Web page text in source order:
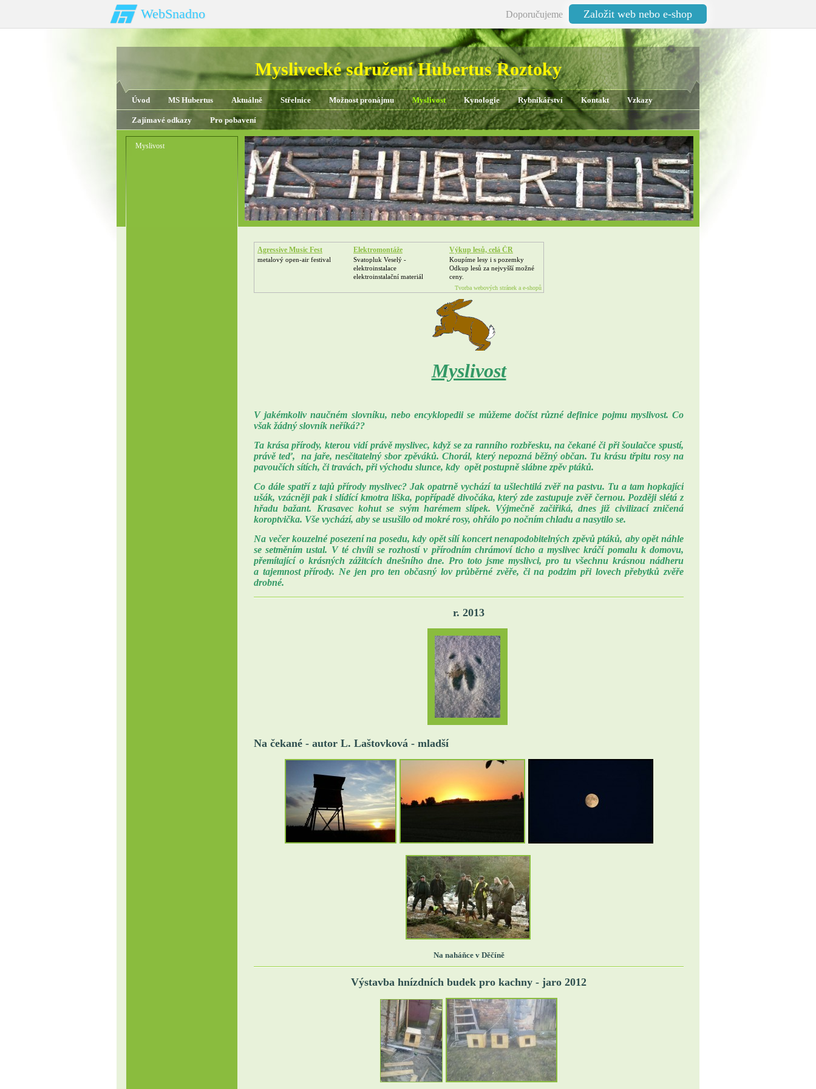
WebSnadno Doporučujeme Založit web nebo e-shop
Myslivecké sdružení Hubertus Roztoky
Úvod MS Hubertus Aktuálně Střelnice Možnost pronájmu Myslivost Kynologie Rybníkářství Kontakt Vzkazy
Zajímavé odkazy Pro pobavení
Myslivost
Agressive Music Fest
metalový open-air festival
Elektromontáže
Svatopluk Veselý -
elektroinstalace
elektroinstalační materiál
Výkup lesů, celá ČR
Koupíme lesy i s pozemky
Odkup lesů za nejvyšší možné
ceny.
Tvorba webových stránek a e-shopů
Myslivost
V jakémkoliv naučném slovníku, nebo encyklopedii se můžeme dočíst různé definice pojmu myslivost. Co
však žádný slovník neříká??
Ta krása přírody, kterou vidí právě myslivec, když se za ranního rozbřesku, na čekané či při šoulačce spustí,
právě teď, na jaře, nesčitatelný sbor zpěváků. Chorál, který nepozná běžný občan. Tu krásu třpitu rosy na
pavoučích sítích, či travách, při východu slunce, kdy opět postupně slábne zpěv ptáků.
Co dále spatří z tajů přírody myslivec? Jak opatrně vychází ta ušlechtilá zvěř na pastvu. Tu a tam hopkající
ušák, vzácněji pak i slídící kmotra liška, popřípadě divočáka, který zde zastupuje zvěř černou. Později slétá z
hřadu bažant. Krasavec kohut se svým harémem slípek. Výjmečně začiřiká, dnes již civilizací zničená
koroptvička. Vše vychází, aby se usušilo od mokré rosy, ohřálo po nočním chladu a nasytilo se.
Na večer kouzelné posezení na posedu, kdy opět sílí koncert nenapodobitelných zpěvů ptáků, aby opět náhle
se setměním ustal. V té chvíli se rozhostí v přírodním chrámoví ticho a myslivec kráčí pomalu k domovu,
přemítající o krásných zážitcích dnešního dne. Pro toto jsme myslivci, pro tu všechnu krásnou nádheru
a tajemnost přírody. Ne jen pro ten občasný lov průběrné zvěře, či na podzim při lovech přebytků zvěře
drobné.
r. 2013
Na čekané - autor L. Laštovková - mladší
Na naháňce v Děčíně
Výstavba hnízdních budek pro kachny - jaro 2012